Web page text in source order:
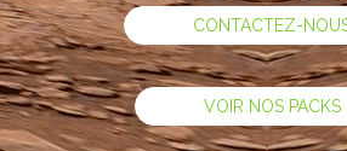
CONTACTEZ-
VOIR NOS PACKS